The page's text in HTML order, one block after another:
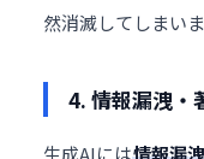
然消滅してしまいま
4. 情報漏洩・
生成AIには情報漏洩